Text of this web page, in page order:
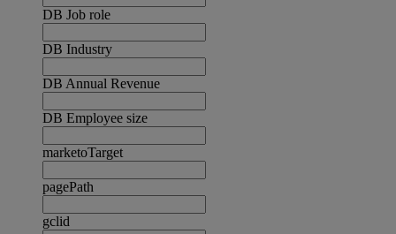
DB Job role
DB Industry
DB Annual Revenue
DB Employee size
marketoTarget
pagePath
gclid